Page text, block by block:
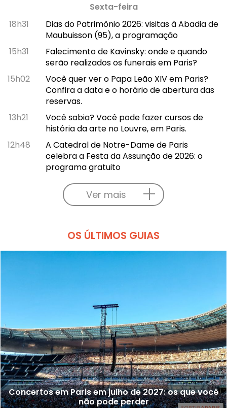
Sexta-feira
18h31
Dias do Patrimônio 2026: visitas à Abadia de
Maubuisson (95), a programação
15h31
Falecimento de Kavinsky: onde e quando
serão realizados os funerais em Paris?
15h02
Você quer ver o Papa Leão XIV em Paris?
Confira a data e o horário de abertura das
reservas.
13h21
Você sabia? Você pode fazer cursos de
história da arte no Louvre, em Paris.
12h48
A Catedral de Notre-Dame de Paris
celebra a Festa da Assunção de 2026: o
programa gratuito
Ver mais
OS ÚLTIMOS GUIAS
Concertos em Paris em julho de 2027: os que você
não pode perder